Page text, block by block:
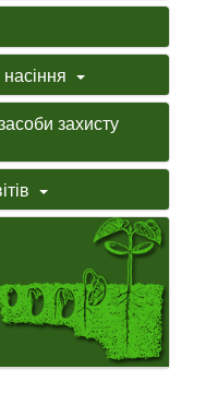
захисту